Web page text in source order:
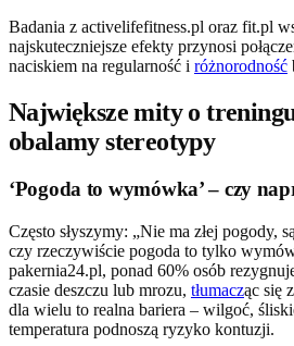
Badania z activelifefitness.pl oraz fit.pl
najskuteczniejsze efekty przynosi
naciskiem na regularność i różnorodność
Największe mity o
obalamy stereotypy
‘Pogoda to wymówka’ – czy
Często słyszymy: „Nie ma złej pogody,
czy rzeczywiście pogoda to tylko
pakernia24.pl, ponad 60% osób
czasie deszczu lub mrozu, tłumacząc się
dla wielu to realna bariera – wilgoć,
temperatura podnoszą ryzyko kontuzji.